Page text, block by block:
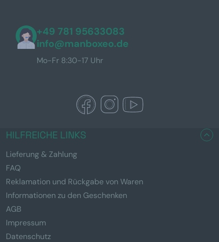
+49 781 95633083
info@manboxeo.de
Mo-Fr 8:30-17 Uhr
HILFREICHE LINKS
Lieferung & Zahlung
FAQ
Reklamation und Rückgabe von Waren
Informationen zu den Geschenken
AGB
Impressum
Datenschutz